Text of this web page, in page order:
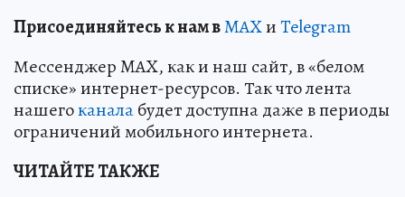
Присоединяйтесь к нам вMAXиTelegram
Мессенджер MAX, как и наш сайт, в «белом
списке» интернет-ресурсов. Так что лента
нашегоканалабудет доступна даже в периоды
ограничений мобильного интернета.
ЧИТАЙТЕ ТАКЖЕ